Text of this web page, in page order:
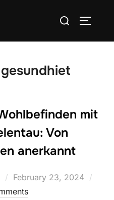
Search
gesundhiet
mit
Von
anerkannt
Posted
on
February 23, 2024